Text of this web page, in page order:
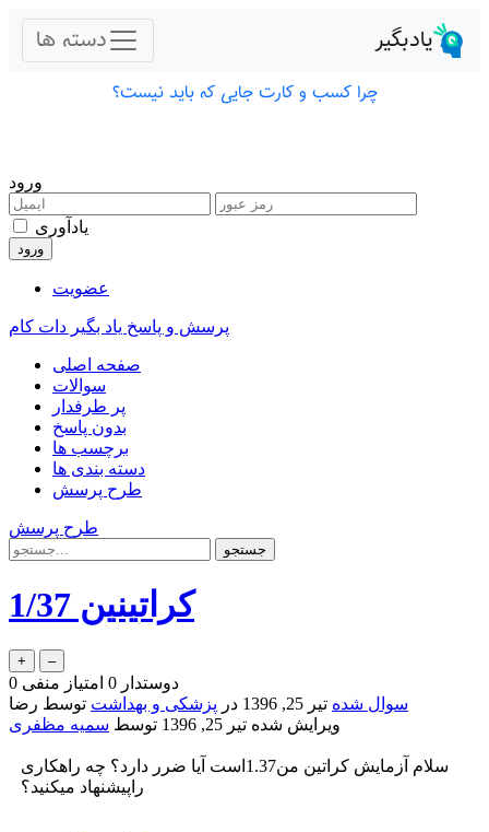
ورود
یادآوری
عضویت
پرسش و پاسخ یاد بگیر دات کام
صفحه اصلی
سوالات
پر طرفدار
بدون پاسخ
برچسب ها
دسته بندی ها
طرح پرسش
طرح پرسش
کراتینین 1/37
0 دوستدار 0 امتیاز منفی
سوال شده تیر 25, 1396 در پزشکی و بهداشت توسط رضا
ویرایش شده تیر 25, 1396 توسط سمیه مظفری
سلام آزمایش کراتین من1.37است آیا ضرر دارد؟ چه راهکاری
راپیشنهاد میکنید؟